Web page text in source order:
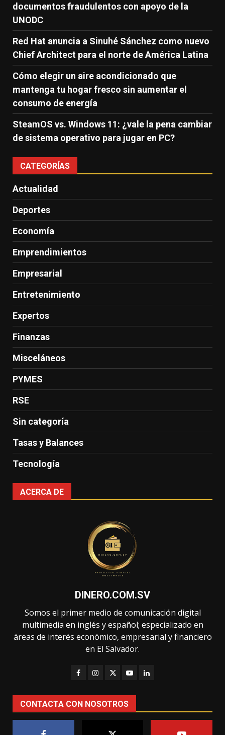
documentos fraudulentos con apoyo de la
UNODC
Red Hat anuncia a Sinuhé Sánchez como nuevo
Chief Architect para el norte de América Latina
Cómo elegir un aire acondicionado que
mantenga tu hogar fresco sin aumentar el
consumo de energía
SteamOS vs. Windows 11: ¿vale la pena cambiar
de sistema operativo para jugar en PC?
CATEGORÍAS
Actualidad
Deportes
Economía
Emprendimientos
Empresarial
Entretenimiento
Expertos
Finanzas
Misceláneos
PYMES
RSE
Sin categoría
Tasas y Balances
Tecnología
ACERCA DE
DINERO.COM.SV
Somos el primer medio de comunicación digital
multimedia en inglés y español; especializado en
áreas de interés económico, empresarial y financiero
en El Salvador.
CONTACTA CON NOSOTROS